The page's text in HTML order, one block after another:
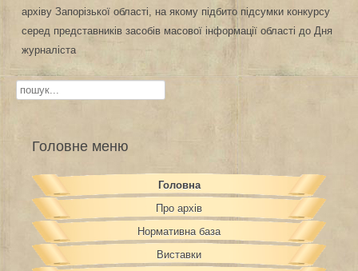
архіву Запорізької області, на якому підбито підсумки конкурсу
серед представників засобів масової інформації області до Дня
журналіста
Пошук...
Головне меню
Головна
Про архів
Нормативна база
Виставки